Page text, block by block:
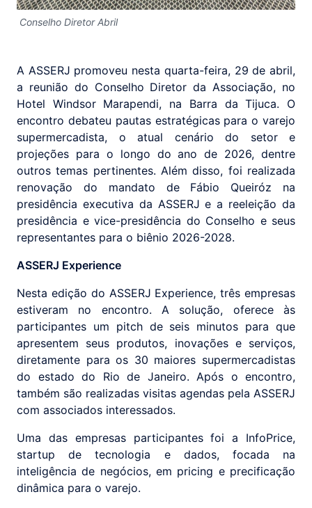
Conselho Diretor Abril
A ASSERJ promoveu nesta quarta-feira, 29 de abril,
a reunião do Conselho Diretor da Associação, no
Hotel Windsor Marapendi, na Barra da Tijuca. O
encontro debateu pautas estratégicas para o varejo
supermercadista, o atual cenário do setor e
projeções para o longo do ano de 2026, dentre
outros temas pertinentes. Além disso, foi realizada
renovação do mandato de Fábio Queiróz na
presidência executiva da ASSERJ e a reeleição da
presidência e vice-presidência do Conselho e seus
representantes para o biênio 2026-2028.
ASSERJ Experience
Nesta edição do ASSERJ Experience, três empresas
estiveram no encontro. A solução, oferece às
participantes um pitch de seis minutos para que
apresentem seus produtos, inovações e serviços,
diretamente para os 30 maiores supermercadistas
do estado do Rio de Janeiro. Após o encontro,
também são realizadas visitas agendas pela ASSERJ
com associados interessados.
Uma das empresas participantes foi a InfoPrice,
startup de tecnologia e dados, focada na
inteligência de negócios, em pricing e precificação
dinâmica para o varejo.